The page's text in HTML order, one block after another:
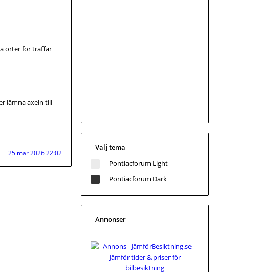
orter för träffar
lämna axeln till
25 mar 2026 22:02
Välj tema
Pontiacforum Light
Pontiacforum Dark
Annonser